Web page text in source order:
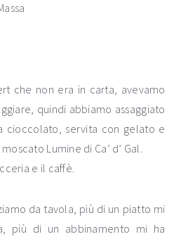
che non era in carta, avevamo
quindi abbiamo assaggiato
cioccolato, servita con gelato e
Lumine di Ca’ d’ Gal.
e il caffè.
da tavola, più di un piatto mi
più di un abbinamento mi ha